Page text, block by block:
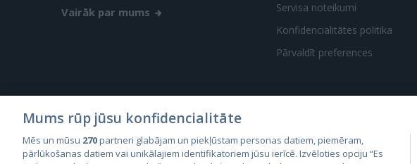
Vairāk par mums
Servisa noteikumi
Konfidencialitātes politika
Pārvaldīt preferences
City24.lv
GetaPro.lv
Mums rūp jūsu konfidencialitāte
Mēs un mūsu 270partneri glabājam un piekļūstam personas datiem, piemēram,
pārlūkošanas datiem vai unikālajiem identifikatoriem jūsu ierīcē. Izvēloties opciju “Es